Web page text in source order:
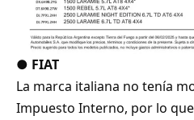
● FIAT
La marca italiana no tenía
Impuesto Interno, por lo